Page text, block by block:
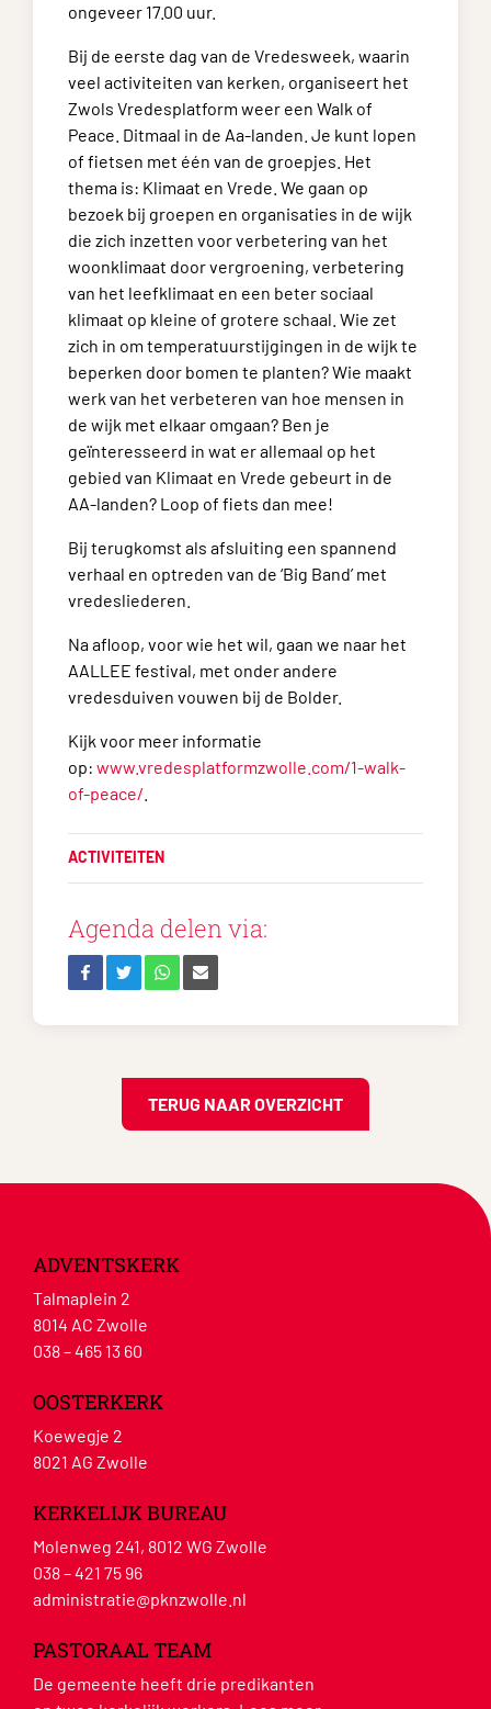
ongeveer 17.00 uur.
Bij de eerste dag van de Vredesweek, waarin
veel activiteiten van kerken, organiseert het
Zwols Vredesplatform weer een Walk of
Peace. Ditmaal in de Aa-landen. Je kunt lopen
of fietsen met één van de groepjes. Het
thema is: Klimaat en Vrede. We gaan op
bezoek bij groepen en organisaties in de wijk
die zich inzetten voor verbetering van het
woonklimaat door vergroening, verbetering
van het leefklimaat en een beter sociaal
klimaat op kleine of grotere schaal. Wie zet
zich in om temperatuurstijgingen in de wijk te
beperken door bomen te planten? Wie maakt
werk van het verbeteren van hoe mensen in
de wijk met elkaar omgaan? Ben je
geïnteresseerd in wat er allemaal op het
gebied van Klimaat en Vrede gebeurt in de
AA-landen? Loop of fiets dan mee!
Bij terugkomst als afsluiting een spannend
verhaal en optreden van de ‘Big Band’ met
vredesliederen.
Na afloop, voor wie het wil, gaan we naar het
AALLEE festival, met onder andere
vredesduiven vouwen bij de Bolder.
Kijk voor meer informatie
op: www.vredesplatformzwolle.com/1-walk-
of-peace/
ACTIVITEITEN
Agenda delen via:
TERUG NAAR OVERZICHT
ADVENTSKERK
Talmaplein 2
8014 AC Zwolle
038 – 465 13 60
OOSTERKERK
Koewegje 2
8021 AG Zwolle
KERKELIJK BUREAU
Molenweg 241, 8012 WG Zwolle
038 – 421 75 96
administratie@pknzwolle.nl
PASTORAAL TEAM
De gemeente heeft drie predikanten